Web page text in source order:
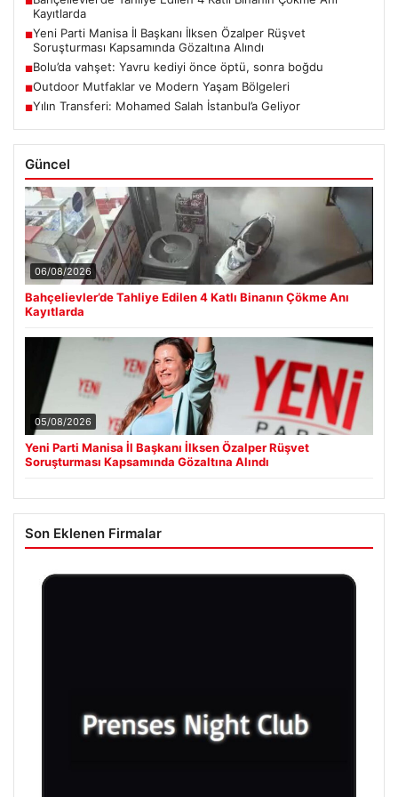
Kayıtlarda
■Yeni Parti Manisa İl Başkanı İlksen Özalper Rüşvet
Soruşturması Kapsamında Gözaltına Alındı
■Bolu’da vahşet: Yavru kediyi önce öptü, sonra boğdu
■Outdoor Mutfaklar ve Modern Yaşam Bölgeleri
■Yılın Transferi: Mohamed Salah İstanbul’a Geliyor
Güncel
06/08/2026
Bahçelievler’de Tahliye Edilen 4 Katlı Binanın Çökme Anı
Kayıtlarda
05/08/2026
Yeni Parti Manisa İl Başkanı İlksen Özalper Rüşvet
Soruşturması Kapsamında Gözaltına Alındı
Son Eklenen Firmalar